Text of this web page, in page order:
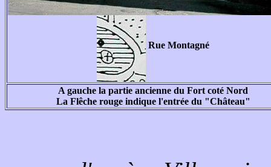
Rue Montagné
A gauche la partie ancienne du Fort coté Nord
La Flêche rouge indique l'entrée du "Château"